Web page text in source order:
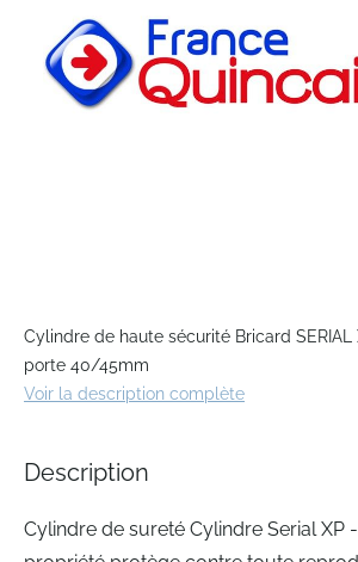
to
the
beginning
of
gallery
Cylindre de haute sécurité Bricard
porte 40/45mm
Voir la description complète
Description
Cylindre de sureté Cylindre Serial XP